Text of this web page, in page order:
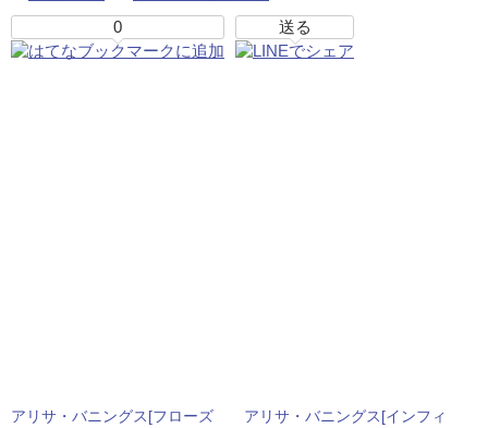
0 送る
アリサ・バニングス[フローズ
アリサ・バニングス[インフィ